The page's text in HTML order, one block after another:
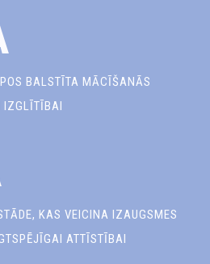
BALSTĪTA MĀCĪŠANĀS
IZGLĪTĪBAI
KAS VEICINA IZAUGSMES
ATTĪSTĪBAI